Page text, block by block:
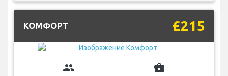
КОМФОРТ £215
group business_center